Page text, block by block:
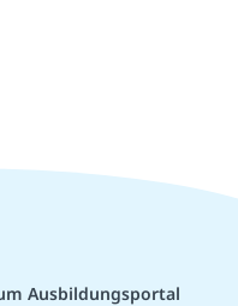
Ausbildungsportal